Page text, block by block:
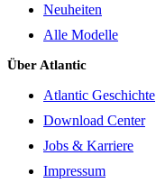
Neuheiten
Alle Modelle
Über Atlantic
Atlantic Geschichte
Download Center
Jobs & Karriere
Impressum